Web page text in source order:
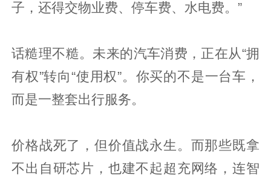
子，还得交物业费、停车费、水电费。”
话糙理不糙。未来的汽车消费，正在从“拥
有权”转向“使用权”。你买的不是一台车，
而是一整套出行服务。
价格战死了，但价值战永生。而那些既拿
不出自研芯片，也建不起超充网络，连智